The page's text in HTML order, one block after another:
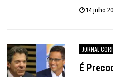
14 julho
JORNAL
É